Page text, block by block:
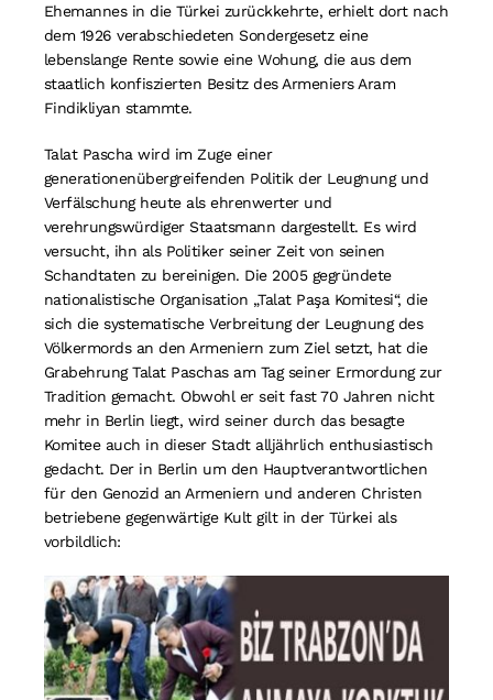
Ehemannes in die Türkei zurückkehrte, erhielt dort nach
dem 1926 verabschiedeten Sondergesetz eine
lebenslange Rente sowie eine Wohung, die aus dem
staatlich konfiszierten Besitz des Armeniers Aram
Findikliyan stammte.
Talat Pascha wird im Zuge einer
generationenübergreifenden Politik der Leugnung und
Verfälschung heute als ehrenwerter und
verehrungswürdiger Staatsmann dargestellt. Es wird
versucht, ihn als Politiker seiner Zeit von seinen
Schandtaten zu bereinigen. Die 2005 gegründete
nationalistische Organisation „Talat Paşa Komitesi“, die
sich die systematische Verbreitung der Leugnung des
Völkermords an den Armeniern zum Ziel setzt, hat die
Grabehrung Talat Paschas am Tag seiner Ermordung zur
Tradition gemacht. Obwohl er seit fast 70 Jahren nicht
mehr in Berlin liegt, wird seiner durch das besagte
Komitee auch in dieser Stadt alljährlich enthusiastisch
gedacht. Der in Berlin um den Hauptverantwortlichen
für den Genozid an Armeniern und anderen Christen
betriebene gegenwärtige Kult gilt in der Türkei als
vorbildlich: